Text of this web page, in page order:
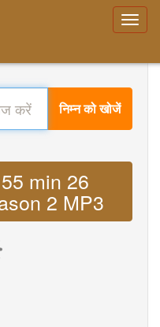
निम्न को खोजें
min 26
2 MP3